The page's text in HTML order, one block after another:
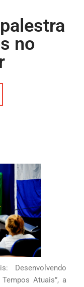
no
Desenvolvendo
Atuais”, a